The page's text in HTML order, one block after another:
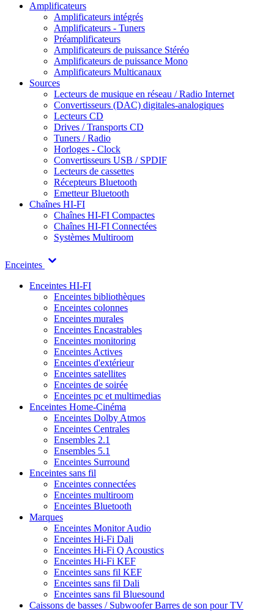
Amplificateurs
Amplificateurs intégrés
Amplificateurs - Tuners
Préamplificateurs
Amplificateurs de puissance Stéréo
Amplificateurs de puissance Mono
Amplificateurs Multicanaux
Sources
Lecteurs de musique en réseau / Radio Internet
Convertisseurs (DAC) digitales-analogiques
Lecteurs CD
Drives / Transports CD
Tuners / Radio
Horloges - Clock
Convertisseurs USB / SPDIF
Lecteurs de cassettes
Récepteurs Bluetooth
Emetteur Bluetooth
Chaînes HI-FI
Chaînes HI-FI Compactes
Chaînes HI-FI Connectées
Systèmes Multiroom
Enceintes
Enceintes HI-FI
Enceintes bibliothèques
Enceintes colonnes
Enceintes murales
Enceintes Encastrables
Enceintes monitoring
Enceintes Actives
Enceintes d'extérieur
Enceintes satellites
Enceintes de soirée
Enceintes pc et multimedias
Enceintes Home-Cinéma
Enceintes Dolby Atmos
Enceintes Centrales
Ensembles 2.1
Ensembles 5.1
Enceintes Surround
Enceintes sans fil
Enceintes connectées
Enceintes multiroom
Enceintes Bluetooth
Marques
Enceintes Monitor Audio
Enceintes Hi-Fi Dali
Enceintes Hi-Fi Q Acoustics
Enceintes Hi-Fi KEF
Enceintes sans fil KEF
Enceintes sans fil Dali
Enceintes sans fil Bluesound
Caissons de basses / SubwooferBarres de son pour TV